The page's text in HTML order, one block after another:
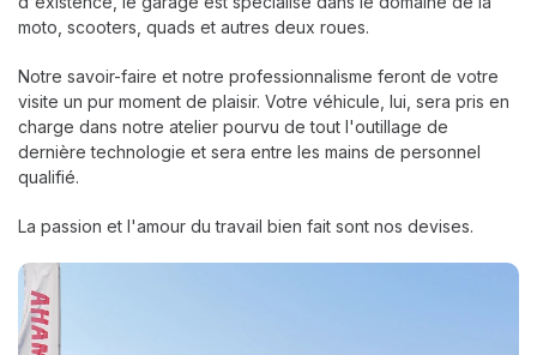
moto, scooters, quads et autres deux roues.
Notre savoir-faire et notre professionnalisme feront de votre
visite un pur moment de plaisir. Votre véhicule, lui, sera pris en
charge dans notre atelier pourvu de tout l'outillage de
dernière technologie et sera entre les mains de personnel
qualifié.
La passion et l'amour du travail bien fait sont nos devises.